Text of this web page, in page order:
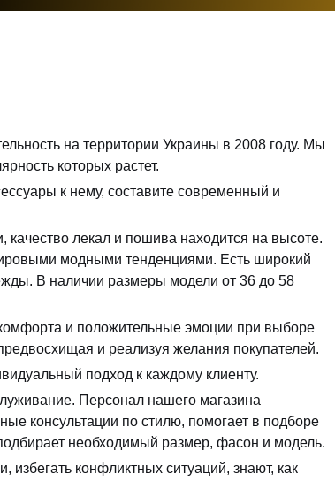
на территории Украины в 2008 году. Мы
которых растет.
к нему, составите современный и
лекал и пошива находится на высоте.
модными тенденциями. Есть широкий
В наличии размеры модели от 36 до 58
и положительные эмоции при выборе
и реализуя желания покупателей.
подход к каждому клиенту.
Персонал нашего магазина
консультации по стилю, помогает в подборе
необходимый размер, фасон и модель.
конфликтных ситуаций, знают, как